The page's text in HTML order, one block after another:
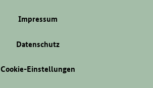
Impressum
Datenschutz
Cookie-Einstellungen